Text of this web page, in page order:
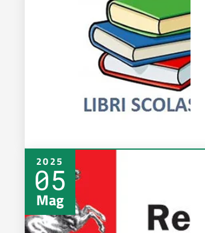
2025
05
Mag